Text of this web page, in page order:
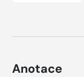
Anotace